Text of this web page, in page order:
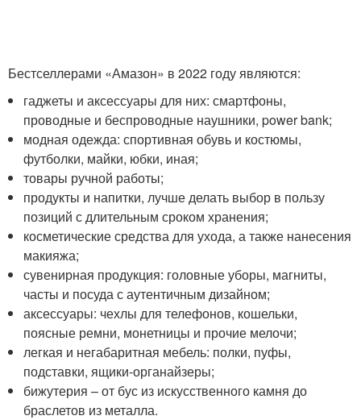
Бестселлерами «Амазон» в 2022 году являются:
гаджеты и аксессуары для них: смартфоны,
проводные и беспроводные наушники, power bank;
модная одежда: спортивная обувь и костюмы,
футболки, майки, юбки, иная;
товары ручной работы;
продукты и напитки, лучше делать выбор в пользу
позиций с длительным сроком хранения;
косметические средства для ухода, а также нанесения
макияжа;
сувенирная продукция: головные уборы, магниты,
часты и посуда с аутентичным дизайном;
аксессуары: чехлы для телефонов, кошельки,
поясные ремни, монетницы и прочие мелочи;
легкая и негабаритная мебель: полки, пуфы,
подставки, ящики-органайзеры;
бижутерия – от бус из искусственного камня до
браслетов из металла.